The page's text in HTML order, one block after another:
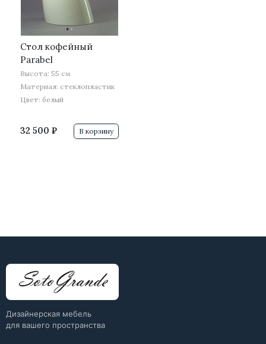
··
Стол кофейный
Parabel
Высота: 55 см
Материал: стеклопластик
Цвет: белый
32 500 ₽ В корзину
Дизайнерская мебель
для вашего пространства